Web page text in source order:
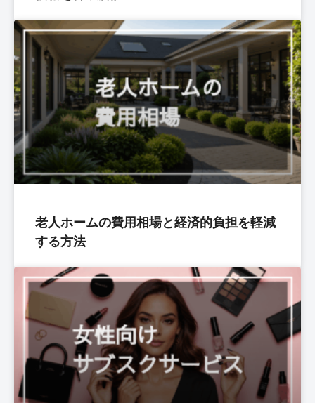
老人ホームの費用相場と経済的負担を軽減
する方法